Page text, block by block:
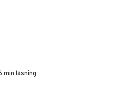
min läsning